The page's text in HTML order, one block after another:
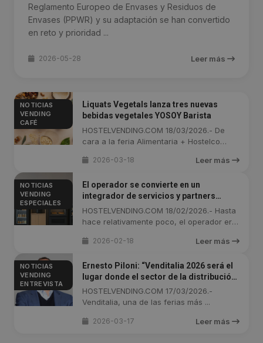
Reglamento Europeo de Envases y Residuos de
Envases (PPWR) y su adaptación se han convertido
en reto y prioridad ...
2026-05-28 Leer más
NOTICIAS
VENDING
CAFÉ
Liquats Vegetals lanza tres nuevas
bebidas vegetales YOSOY Barista
HOSTELVENDING.COM 18/03/2026.- De
cara a la feria Alimentaria + Hostelco
2026-03-18 Leer más
NOTICIAS
VENDING
ESPECIALES
El operador se convierte en un
integrador de servicios y partners
(Parte 2)
HOSTELVENDING.COM 18/02/2026.- Hasta
hace relativamente poco, el operador era
2026-02-18 Leer más
NOTICIAS
VENDING
ENTREVISTA
Ernesto Piloni: “Venditalia 2026 será el
lugar donde el sector de la distribución
automática se encuentra con el futuro”
HOSTELVENDING.COM 17/03/2026.-
Venditalia, una de las ferias más ...
2026-03-17 Leer más